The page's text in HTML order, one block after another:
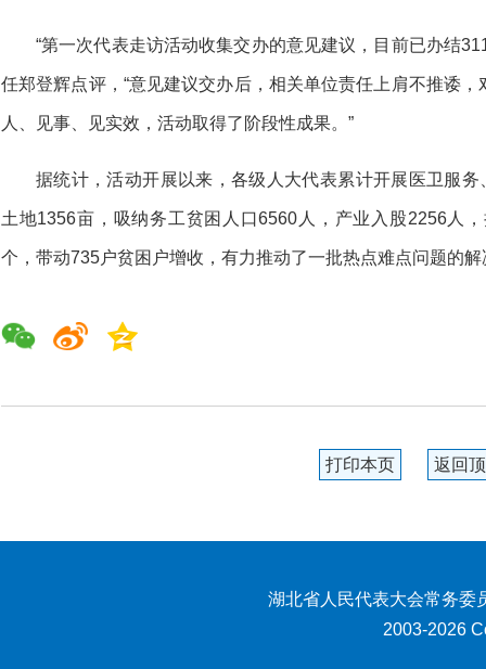
“第一次代表走访活动收集交办的意见建议，目前已办结
任郑登辉点评，“意见建议交办后，相关单位责任上肩不推诿
人、见事、见实效，活动取得了阶段性成果。”
据统计，活动开展以来，各级人大代表累计开展医卫服
土地1356亩，吸纳务工贫困人口6560人，产业入股2256人
个，带动735户贫困户增收，有力推动了一批热点难点问题的
打印本页 返回
湖北省人民代表大会常务委
2003-2026